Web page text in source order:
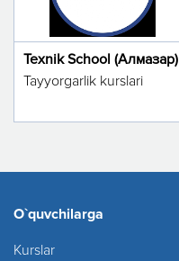
Texnik School (Алмазар)
Tayyorgarlik kurslari
O`quvchilarga
Kurslar